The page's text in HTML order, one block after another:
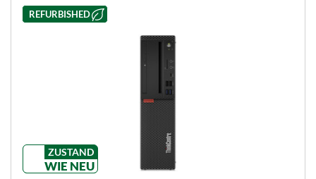
REFURBISHED
ZUSTAND
WIE NEU